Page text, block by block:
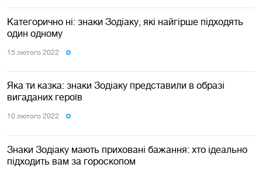
Категорично ні: знаки Зодіаку, які найгірше підходять
один одному
15 лютого 2022
Яка ти казка: знаки Зодіаку представили в образі
вигаданих героїв
10 лютого 2022
Знаки Зодіаку мають приховані бажання: хто ідеально
підходить вам за гороскопом